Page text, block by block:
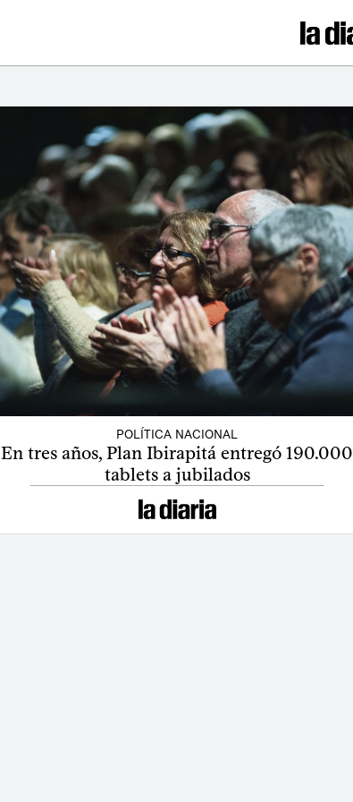
POLÍTICA NACIONAL
En tres años, Plan Ibirapitá entregó 190.000
tablets a jubilados